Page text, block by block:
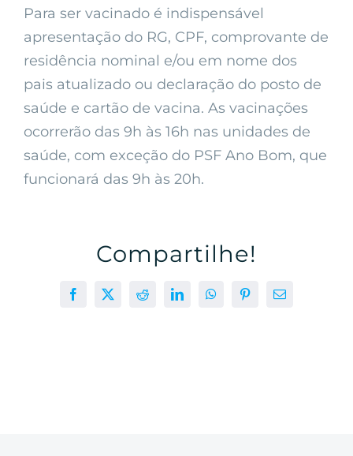
Para ser vacinado é indispensável
apresentação do RG, CPF, comprovante de
residência nominal e/ou em nome dos
pais atualizado ou declaração do posto de
saúde e cartão de vacina. As vacinações
ocorrerão das 9h às 16h nas unidades de
saúde, com exceção do PSF Ano Bom, que
funcionará das 9h às 20h.
Compartilhe!
Facebook
X RedditLinkedInWhatsAppPinterest
E-